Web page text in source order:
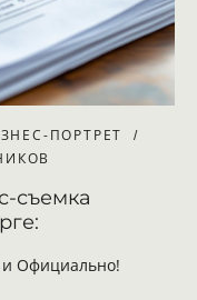
ПОРТРЕТ
съемка
Официально!